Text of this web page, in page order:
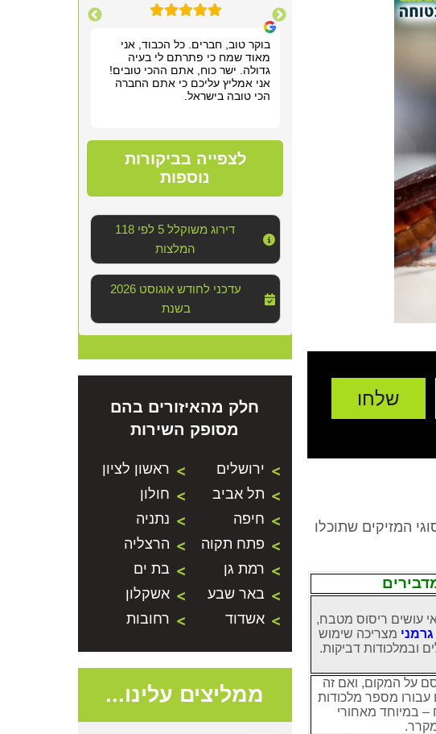
המזיקים שתוכלו
עושים ריסוס מטבח,
מצריכה שימוש
ובמלכודות דביקות.
על המקום, ואם זה
מספר מלכודות
במיוחד מאחורי
בוקר טוב, חברים. כל הכבוד, אני
מאוד שמח כי פתרתם לי בעיה
גדולה. ישר כוח, אתם ההכי טובים!
אני אמליץ עליכם כי אתם החברה
הכי טובה בישראל.
לצפייה בביקורות
נוספות
דירוג משוקלל 5 לפי 118
המלצות
2026 עדכני לחודש אוגוסט
בשנת
חלק מהאיזורים בהם
מסופק השירות
ירושלים
ראשון לציון
תל אביב
חולון
חיפה
נתניה
פתח תקוה
הרצליה
רמת גן
בת ים
באר שבע
אשקלון
אשדוד
רחובות
ממליצים עלינו...